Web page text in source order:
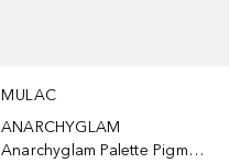
MULAC
ANARCHYGLAM
Anarchyglam Palette Pigmenti Pressati